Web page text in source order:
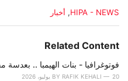
C
e
o
r
HIPA - NEWS
, أخبار
Related Content
فوتوغرافيا - بنات الهيمبا .. بعدسة
BY RAFIK KEHALI 20 يوليو، 2026